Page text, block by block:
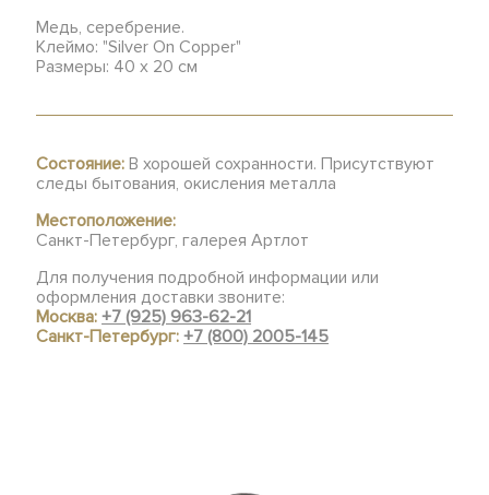
Медь, серебрение.
Клеймо: "Silver On Copper"
Размеры: 40 х 20 см
Состояние: В хорошей сохранности. Присутствуют
следы бытования, окисления металла
Местоположение:
Санкт-Петербург, галерея Артлот
Для получения подробной информации или
оформления доставки звоните:
Москва:+7 (925) 963-62-21
Санкт-Петербург:+7 (800) 2005-145